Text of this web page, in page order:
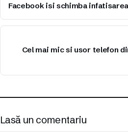
Facebook isi schimba
Cel mai mic si usor telefon
Lasă un comentariu